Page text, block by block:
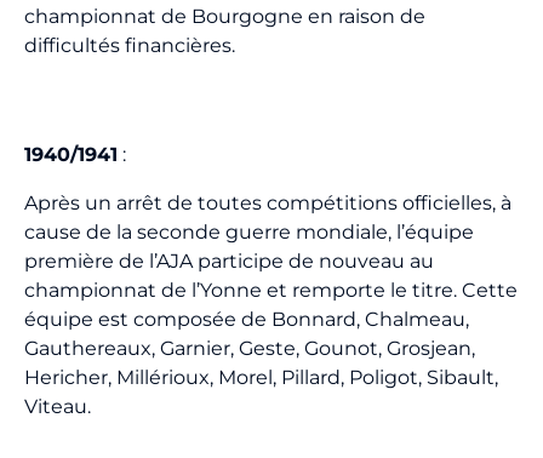
championnat de Bourgogne en raison de
difficultés financières.
1940/1941 :
Après un arrêt de toutes compétitions officielles, à
cause de la seconde guerre mondiale, l’équipe
première de l’AJA participe de nouveau au
championnat de l’Yonne et remporte le titre. Cette
équipe est composée de Bonnard, Chalmeau,
Gauthereaux, Garnier, Geste, Gounot, Grosjean,
Hericher, Millérioux, Morel, Pillard, Poligot, Sibault,
Viteau.